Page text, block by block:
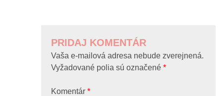
PRIDAJ KOMENTÁR
Vaša e-mailová adresa nebude zverejnená.
Vyžadované polia sú označené*
Komentár*